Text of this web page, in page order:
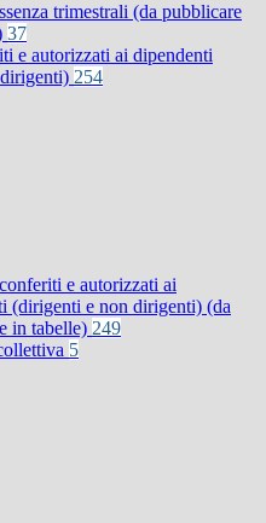
trimestrali (da pubblicare
37
e autorizzati ai dipendenti
254
e autorizzati ai
(dirigenti e non dirigenti) (da
in tabelle) 249
5